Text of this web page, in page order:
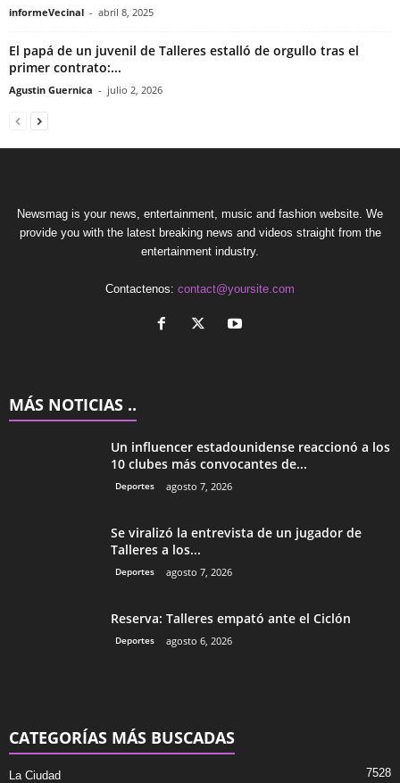
informeVecinal - abril 8, 2025
El papá de un juvenil de Talleres estalló de orgullo tras el
primer contrato:...
Agustin Guernica - julio 2, 2026
Newsmag is your news, entertainment, music and fashion website. We
provide you with the latest breaking news and videos straight from the
entertainment industry.
Contactenos: contact@yoursite.com
MÁS NOTICIAS ..
Un influencer estadounidense reaccionó a los
10 clubes más convocantes de...
Deportes agosto 7, 2026
Se viralizó la entrevista de un jugador de
Talleres a los...
Deportes agosto 7, 2026
Reserva: Talleres empató ante el Ciclón
Deportes agosto 6, 2026
CATEGORÍAS MÁS BUSCADAS
La Ciudad 7528